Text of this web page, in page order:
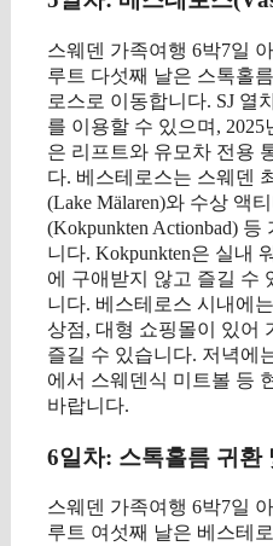
스웨덴 가족여행 6박7일
루트 다섯째 날은 스톡홀
로스로 이동합니다. SJ 열
를 이용할 수 있으며,
은 리프트와 유모차 전용
다. 베스테로스는 스웨덴
(Lake Mälaren)와 수상 액
(Kokpunkten Actionbad)
니다. Kokpunkten은 실내
에 구애받지 않고 즐길 수
니다. 베스테로스 시내에
상점, 대형 쇼핑몰이 있어
즐길 수 있습니다. 저녁에
에서 스웨덴식 미트볼 등
바랍니다.
6일차: 스톡홀름 귀환
스웨덴 가족여행 6박7일
루트 여섯째 날은 베스테